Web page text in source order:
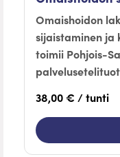
Omaishoidon
sijaistaminen ja
toimii Pohjois-
38,00 € / tunti